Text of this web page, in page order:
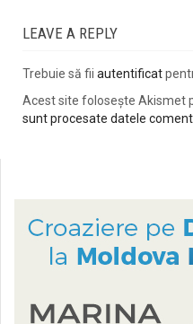
LEAVE A REPLY
Trebuie să fii autentificat
Acest site folosește Akismet
sunt procesate datele